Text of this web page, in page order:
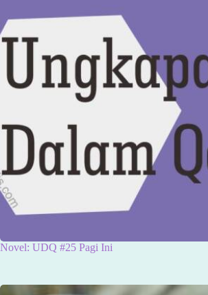
Novel: UDQ #25 Pagi Ini